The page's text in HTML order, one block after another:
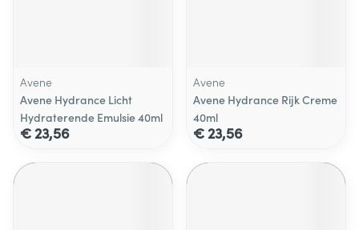
Avene
Avene Hydrance Licht
Hydraterende Emulsie 40ml
€ 23,56
Avene
Avene Hydrance Rijk Creme
40ml
€ 23,56